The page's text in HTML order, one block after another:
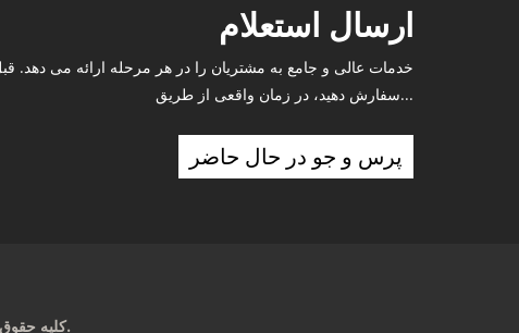
ارسال استعلام
خدمات عالی و جامع به مشتریان را در هر مرحله ارائه می دهد.
سفارش دهید، در زمان واقعی از طریق...
پرس و جو در حال حاضر
حق چاپ © 2024 Jiangsu Run'an Pharmaceutical Co. Ltd. کلیه حقوق محفوظ است.